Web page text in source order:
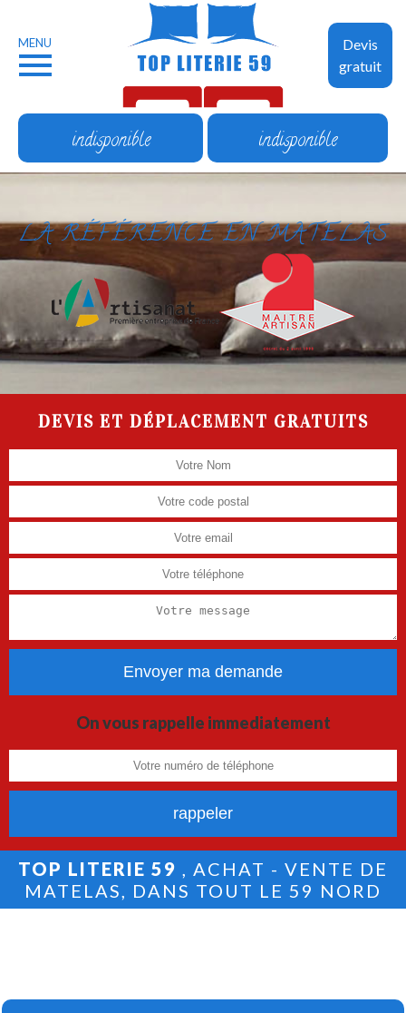
Devis
gratuit
MENU
indisponible indisponible
LA RÉFÉRENCE EN MATELAS
DEVIS ET DÉPLACEMENT GRATUITS
On vous rappelle immediatement
TOP LITERIE 59 , ACHAT - VENTE DE
MATELAS, DANS TOUT LE 59 NORD